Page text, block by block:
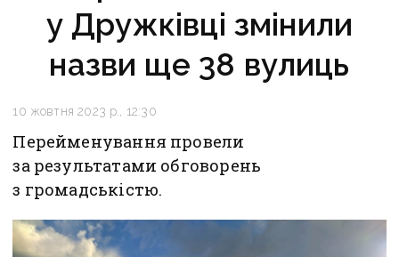
у Дружківці змінили
назви ще 38 вулиць
10 жовтня 2023 р., 12:30
Перейменування провели
за результатами обговорень
з громадськістю.